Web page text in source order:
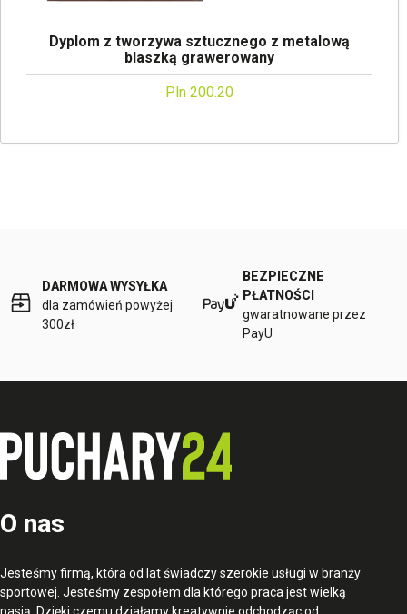
Dyplom z tworzywa sztucznego z metalową
blaszką grawerowany
Pln 200.20
DARMOWA WYSYŁKA
dla zamówień powyżej
300zł
BEZPIECZNE
PŁATNOŚCI
gwaratnowane przez
PayU
O nas
Jesteśmy firmą, która od lat świadczy szerokie usługi w branży
sportowej. Jesteśmy zespołem dla którego praca jest wielką